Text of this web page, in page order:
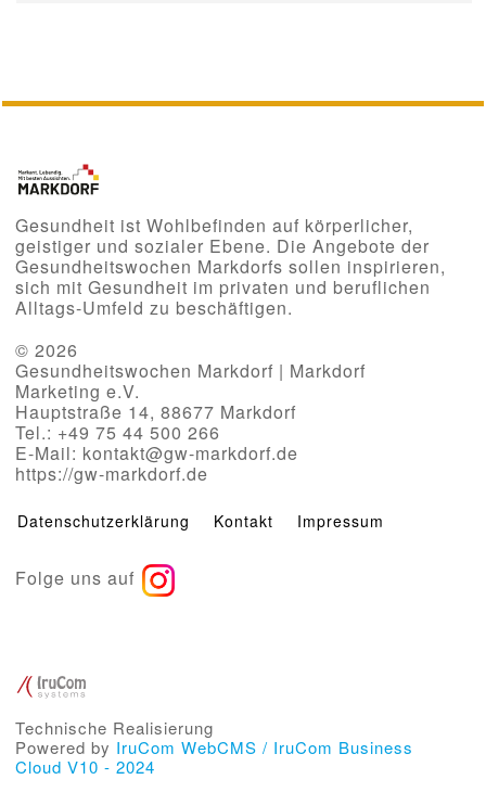
Gesundheit ist Wohlbefinden auf körperlicher,
geistiger und sozialer Ebene. Die Angebote der
Gesundheitswochen Markdorfs sollen inspirieren,
sich mit Gesundheit im privaten und beruflichen
Alltags-Umfeld zu beschäftigen.
© 2026
Gesundheitswochen Markdorf | Markdorf
Marketing e.V.
Hauptstraße 14, 88677 Markdorf
Tel.: +49 75 44 500 266
E-Mail: kontakt@gw-markdorf.de
https://gw-markdorf.de
Datenschutzerklärung Kontakt Impressum
Folge uns auf
Technische Realisierung
Powered by IruCom WebCMS / IruCom Business
Cloud V10 - 2024